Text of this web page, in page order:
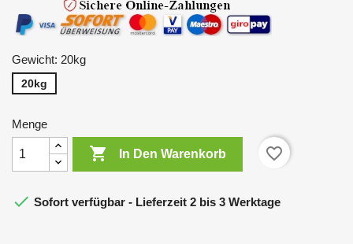
Gewicht: 20kg
20kg
Menge
 In Den Warenkorb favorite_border
 Sofort verfügbar - Lieferzeit 2 bis 3 Werktage